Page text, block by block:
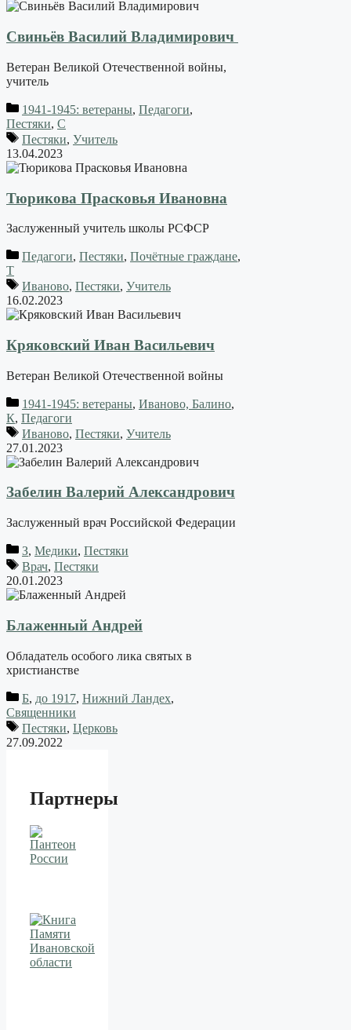
Свиньёв Василий Владимирович
Ветеран Великой Отечественной войны,
учитель
1941-1945: ветераны, Педагоги,
Пестяки, С
Пестяки, Учитель
13.04.2023
Тюрикова Прасковья Ивановна
Заслуженный учитель школы РСФСР
Педагоги, Пестяки, Почётные граждане,
Т
Иваново, Пестяки, Учитель
16.02.2023
Кряковский Иван Васильевич
Ветеран Великой Отечественной войны
1941-1945: ветераны, Иваново, Балино,
К, Педагоги
Иваново, Пестяки, Учитель
27.01.2023
Забелин Валерий Александрович
Заслуженный врач Российской Федерации
З, Медики, Пестяки
Врач, Пестяки
20.01.2023
Блаженный Андрей
Обладатель особого лика святых в
христианстве
Б, до 1917, Нижний Ландех,
Священники
Пестяки, Церковь
27.09.2022
Партнеры